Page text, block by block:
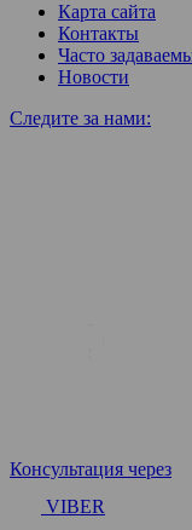
Карта сайта
Контакты
Часто
Новости
Следите за нами:
Консультация через
VIBER